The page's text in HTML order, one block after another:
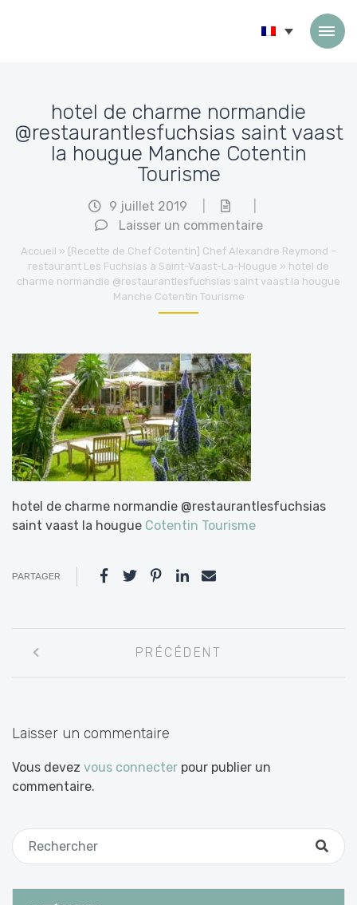
hotel de charme normandie
@restaurantlesfuchsias saint vaast
la hougue Manche Cotentin
Tourisme
9 juillet 2019
Laisser un commentaire
Accueil » [Recette de Chef Cotentin] Chef Alexandre Reymond –
restaurant Les Fuchsias à Saint-Vaast-La-Hougue » hotel de
charme normandie @restaurantlesfuchsias saint vaast la hougue
Manche Cotentin Tourisme
hotel de charme normandie @restaurantlesfuchsias
saint vaast la hougue Cotentin Tourisme
PARTAGER
entre
PRÉCÉDENT
Laisser un commentaire
Vous devez vous connecter pour publier un
commentaire.